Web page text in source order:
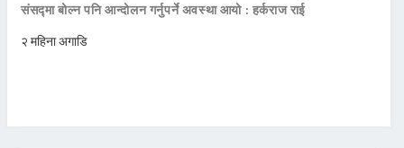
संसद्मा बोल्न पनि आन्दोलन गर्नुपर्ने अवस्था आयो : हर्कराज राई
२ महिना अगाडि